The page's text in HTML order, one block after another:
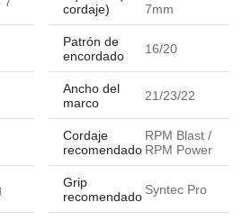
cordaje)
7mm
Patrón de
encordado
16/20
Ancho del
marco
21/23/22
Cordaje
recomendado
RPM Blast /
RPM Power
Grip
recomendado Syntec Pro